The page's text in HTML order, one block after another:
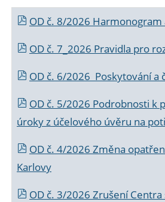
OD č. 8/2026
OD č. 7_2026 Pravidla pro
OD č. 6/2026 Poskytování a
OD č. 5/2026 Podrobnosti k
úroky z účelového úvěru na
OD č. 4/2026 Změna
Karlovy
OD č. 3/2026 Zrušení